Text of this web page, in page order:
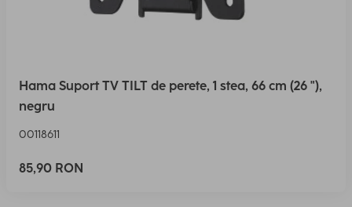
Hama Suport TV TILT de perete, 1 stea, 66 cm (26 "),
negru
00118611
85,90 RON